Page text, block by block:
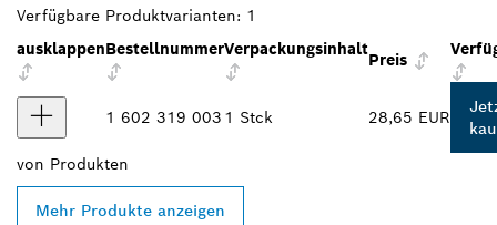
Verfügbare Produktvarianten: 1
ausklappenBestellnummerVerpackungsinhalt
Preis
1 602 319 003 1 Stck 28,65 EUR
von Produkten
Mehr Produkte anzeigen